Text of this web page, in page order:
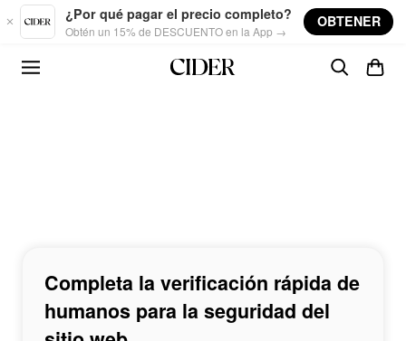
Skip to main content
¿Por qué pagar el precio completo?
Obtén un 15% de DESCUENTO en la App →
OBTENER
Completa la verificación rápida de
humanos para la seguridad del